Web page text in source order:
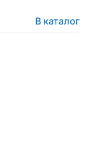
В каталог